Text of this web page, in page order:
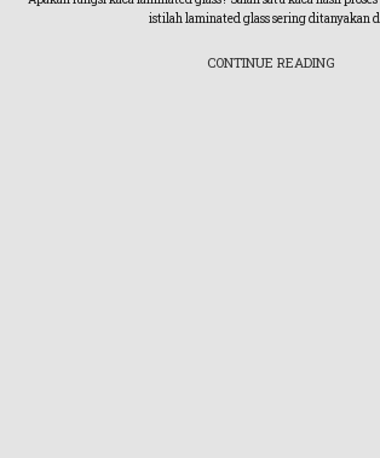
istilah laminated glass sering ditanyakan
CONTINUE READING